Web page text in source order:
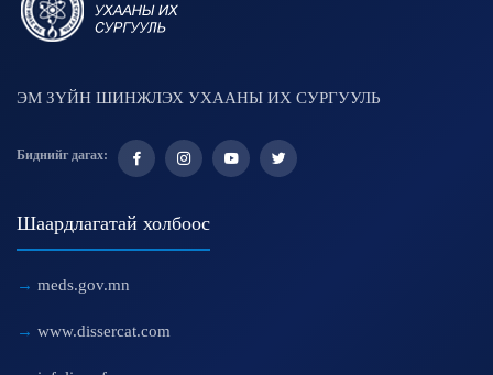
ЭМ ЗҮЙН ШИНЖЛЭХ УХААНЫ ИХ СУРГУУЛЬ
Биднийг дагах:
Шаардлагатай холбоос
meds.gov.mn
www.dissercat.com